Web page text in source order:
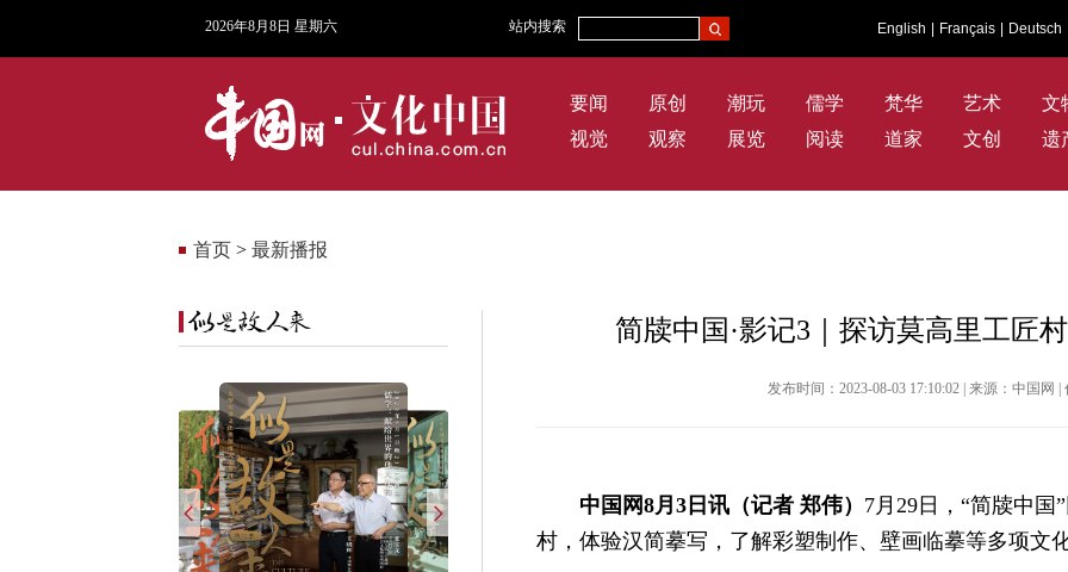
2026年8月8日 星期六 站内搜索 English Français Deutsch
要闻 原创 潮玩 儒学 梵华 艺术
文
视觉
观察 展览 阅读 道家 文创 遗
首页 > 最新播报
简牍中国·影记3｜探访莫高里工匠
发布时间：2023-08-03 17:10:02 | 来源：中国网
中国网8月3日讯（记者 郑伟） 7月29日，“简牍中
村，体验汉简摹写，了解彩塑制作、壁画临摹等多项文